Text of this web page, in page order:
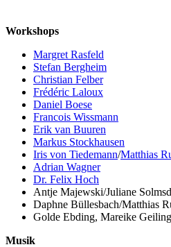
Workshops
Margret Rasfeld
Stefan Bergheim
Christian Felber
Frédéric Laloux
Daniel Boese
Francois Wissmann
Erik van Buuren
Markus Stockhausen
Iris von Tiedemann/Matthias
Adrian Wagner
Dr. Felix Hoch
Antje Majewski/Juliane
Daphne Büllesbach/Matthias
Golde Ebding, Mareike
Musik